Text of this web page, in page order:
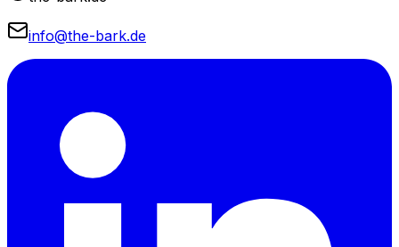
info@the-bark.de